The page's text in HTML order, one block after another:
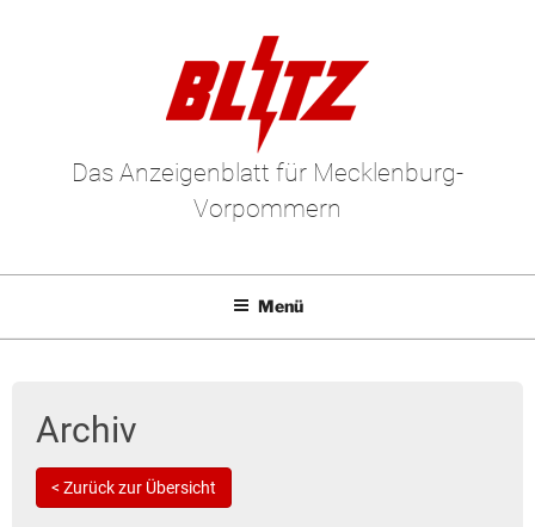
Das Anzeigenblatt für Mecklenburg-
Vorpommern
Menü
Archiv
< Zurück zur Übersicht